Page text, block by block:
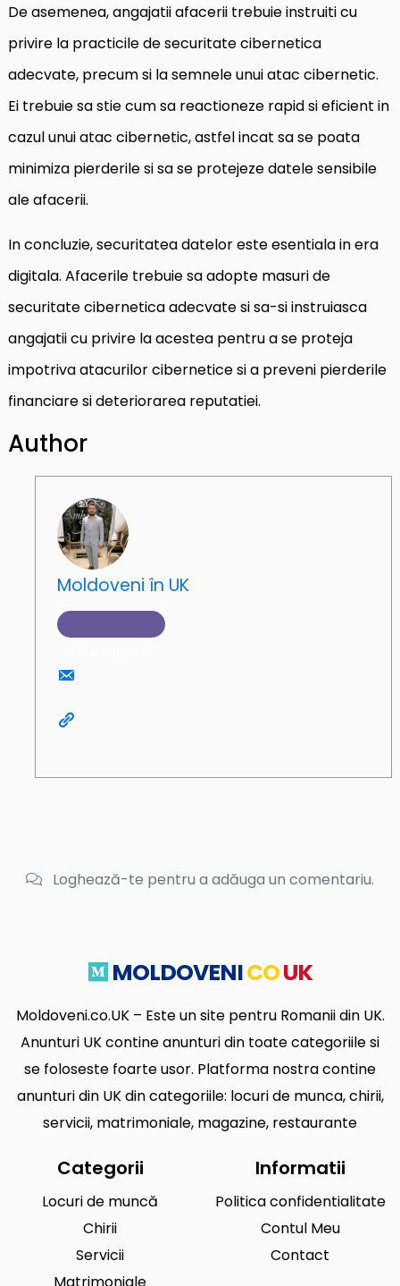
De asemenea, angajatii afacerii trebuie instruiti cu
privire la practicile de securitate cibernetica
adecvate, precum si la semnele unui atac cibernetic.
Ei trebuie sa stie cum sa reactioneze rapid si eficient in
cazul unui atac cibernetic, astfel incat sa se poata
minimiza pierderile si sa se protejeze datele sensibile
ale afacerii.
In concluzie, securitatea datelor este esentiala in era
digitala. Afacerile trebuie sa adopte masuri de
securitate cibernetica adecvate si sa-si instruiasca
angajatii cu privire la acestea pentru a se proteja
impotriva atacurilor cibernetice si a preveni pierderile
financiare si deteriorarea reputatiei.
Author
Moldoveni în UK
Loghează-te pentru a adăuga un comentariu.
MOLDOVENICOUK
Moldoveni.co.UK – Este un site pentru Romanii din UK.
Anunturi UK contine anunturi din toate categoriile si
se foloseste foarte usor. Platforma nostra contine
anunturi din UK din categoriile: locuri de munca, chirii,
servicii, matrimoniale, magazine, restaurante
Categorii
Locuri de muncă
Chirii
Servicii
Matrimoniale
Informatii
Politica confidentialitate
Contul Meu
Contact